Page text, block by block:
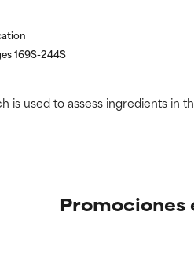
169S-244S
is used to assess ingredients
Promociones